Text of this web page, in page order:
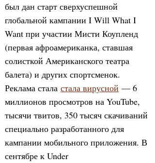
был дан старт сверхуспешной
глобальной кампании I Will What I
Want при участии Мисти Коупленд
(первая афроамериканка, ставшая
солисткой Американского театра
балета) и других спортсменок.
Реклама стала стала вирусной — 6
миллионов просмотров на YouTube,
тысячи твитов, 350 тысяч скачиваний
специально разработанного для
кампании мобильного приложения. В
сентябре к Under